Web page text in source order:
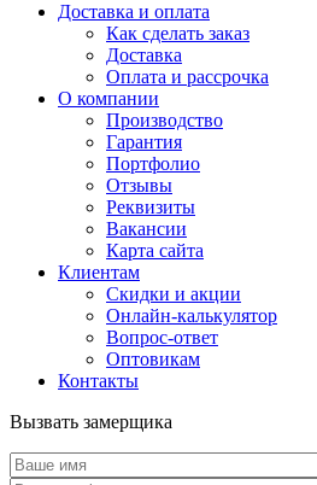
Доставка и оплата
Как сделать заказ
Доставка
Оплата и рассрочка
О компании
Производство
Гарантия
Портфолио
Отзывы
Реквизиты
Вакансии
Карта сайта
Клиентам
Скидки и акции
Онлайн-калькулятор
Вопрос-ответ
Оптовикам
Контакты
Вызвать замерщика